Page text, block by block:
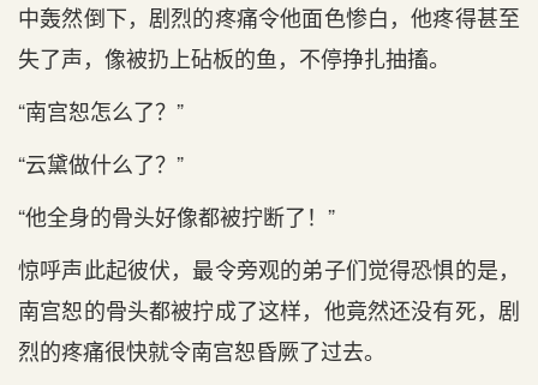
中轰然倒下，剧烈的疼痛令他面色惨白，他疼得甚至
失了声，像被扔上砧板的鱼，不停挣扎抽搐。
“南宫恕怎么了？”
“云黛做什么了？”
“他全身的骨头好像都被拧断了！”
惊呼声此起彼伏，最令旁观的弟子们觉得恐惧的是，
南宫恕的骨头都被拧成了这样，他竟然还没有死，剧
烈的疼痛很快就令南宫恕昏厥了过去。